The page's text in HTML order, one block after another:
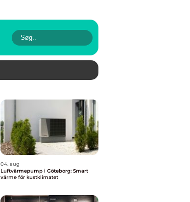
04. aug
Luftvärmepump i Göteborg: Smart
värme för kustklimatet